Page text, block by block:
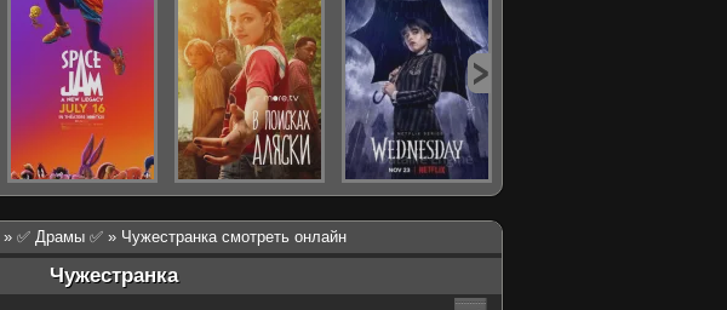
» ✅ Драмы ✅ » Чужестранка смотреть онлайн
Чужестранка